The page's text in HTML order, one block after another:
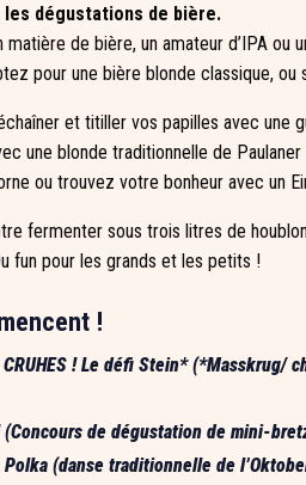
les dégustations de bière.
de bière, un amateur d’IPA ou
pour une bière blonde classique, ou
et titiller vos papilles avec une
une blonde traditionnelle de
ou trouvez votre bonheur avec un
fermenter sous trois litres de
fun pour les grands et les petits !
!
! Le défi Stein* (*Masskrug/
de dégustation de mini-
(danse traditionnelle de